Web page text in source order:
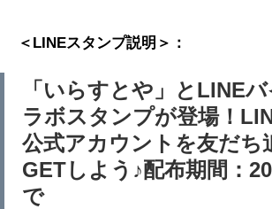
＜LINEスタンプ説明＞：
「いらすとや」とLINE
ラボスタンプが登場！
公式アカウントを友だち
GETしよう♪配布期間：
で